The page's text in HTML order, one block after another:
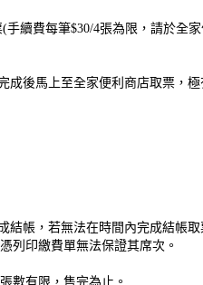
續費每筆$30/4張為限，請於全
成後馬上至全家便利商店取票
帳，若無法在時間內完成結帳
列印繳費單無法保證其席次。
數有限，售完為止。